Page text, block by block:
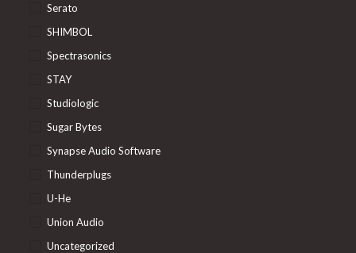
Serato
SHIMBOL
Spectrasonics
STAY
Studiologic
Sugar Bytes
Synapse Audio Software
Thunderplugs
U-He
Union Audio
Uncategorized